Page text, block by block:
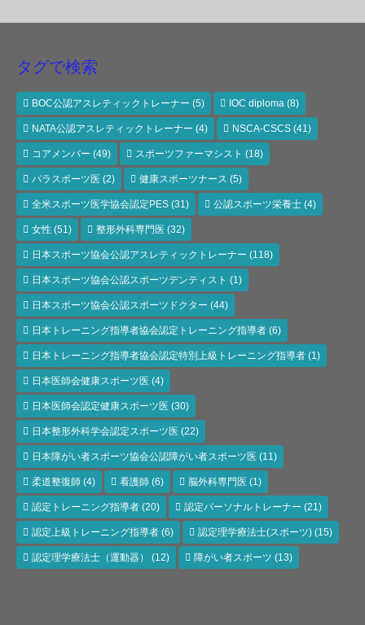
タグで検索
BOC公認アスレティックトレーナー (5) IOC diploma (8)
NATA公認アスレティックトレーナー (4) NSCA-CSCS (41)
コアメンバー (49) スポーツファーマシスト (18)
パラスポーツ医 (2) 健康スポーツナース (5)
全米スポーツ医学協会認定PES (31) 公認スポーツ栄養士 (4)
女性 (51) 整形外科専門医 (32)
日本スポーツ協会公認アスレティックトレーナー (118)
日本スポーツ協会公認スポーツデンティスト (1)
日本スポーツ協会公認スポーツドクター (44)
日本トレーニング指導者協会認定トレーニング指導者 (6)
日本トレーニング指導者協会認定特別上級トレーニング指導者 (1)
日本医師会健康スポーツ医 (4)
日本医師会認定健康スポーツ医 (30)
日本整形外科学会認定スポーツ医 (22)
日本障がい者スポーツ協会公認障がい者スポーツ医 (11)
柔道整復師 (4) 看護師 (6) 脳外科専門医 (1)
認定トレーニング指導者 (20) 認定パーソナルトレーナー (21)
認定上級トレーニング指導者 (6) 認定理学療法士(スポーツ) (15)
認定理学療法士（運動器） (12) 障がい者スポーツ (13)